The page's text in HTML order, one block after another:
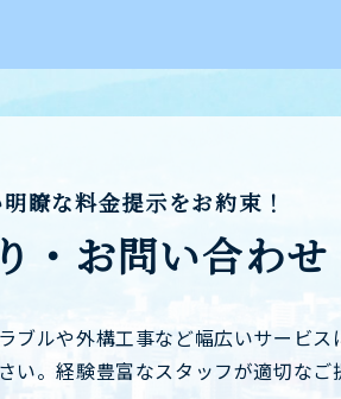
瞭な料金提示をお約束！
・お問い合わせ
ブルや外構工事など幅広いサービ
い。経験豊富なスタッフが適切なご